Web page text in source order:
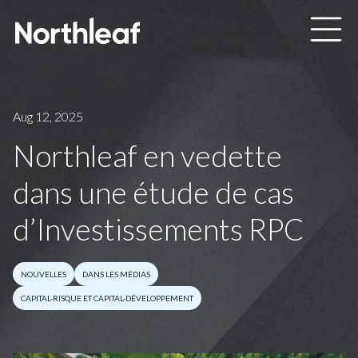
Aug 12, 2025
Northleaf en vedette
dans une étude de cas
d’Investissements RPC
NOUVELLES DANS LES MÉDIAS
CAPITAL-RISQUE ET CAPITAL-DÉVELOPPEMENT